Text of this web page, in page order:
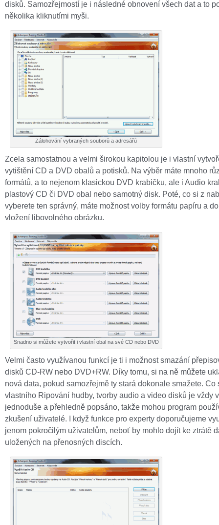
disků. Samozřejmostí je i následné obnovení všech dat a to
několika kliknutími myši.
Zálohování vybraných souborů a adresářů
Zcela samostatnou a velmi širokou kapitolou je i vlastní
vytištění CD a DVD obalů a potisků. Na výběr máte mnoho
formátů, a to nejenom klasickou DVD krabičku, ale i Audio
plastový CD či DVD obal nebo samotný disk. Poté, co si z
vyberete ten správný, máte možnost volby formátu papíru a
vložení libovolného obrázku.
Snadno si můžete vytvořit i vlastní obal na své CD nebo DVD
Velmi často využívanou funkcí je ti i možnost smazání
disků CD-RW nebo DVD+RW. Díky tomu, si na ně můžete
nová data, pokud samozřejmě ty stará dokonale smažete. Co
vlastního Ripování hudby, tvorby audio a video disků je vždy
jednoduše a přehledně popsáno, takže mohou program
zkušení uživatelé. I když funkce pro experty doporučujeme
jenom pokročilým uživatelům, neboť by mohlo dojít ke ztrátě
uložených na přenosných discích.